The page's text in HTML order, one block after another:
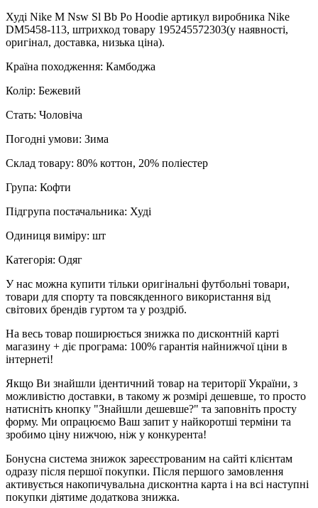
Худі Nike M Nsw Sl Bb Po Hoodie артикул виробника Nike
DM5458-113, штрихкод товару 195245572303(у наявності,
оригінал, доставка, низька ціна).
Країна походження: Камбоджа
Колір: Бежевий
Стать: Чоловіча
Погодні умови: Зима
Склад товару: 80% коттон, 20% поліестер
Група: Кофти
Підгрупа постачальника: Худі
Одиниця виміру: шт
Категорія: Одяг
У нас можна купити тільки оригінальні футбольні товари,
товари для спорту та повсякденного використання від
світових брендів гуртом та у роздріб.
На весь товар поширюється знижка по дисконтній карті
магазину + діє програма: 100% гарантія найнижчої ціни в
інтернеті!
Якщо Ви знайшли ідентичний товар на території України, з
можливістю доставки, в такому ж розмірі дешевше, то просто
натисніть кнопку "Знайшли дешевше?" та заповніть просту
форму. Ми опрацюємо Ваш запит у найкоротші терміни та
зробимо ціну нижчою, ніж у конкурента!
Бонусна система знижок зареєстрованим на сайті клієнтам
одразу після першої покупки. Після першого замовлення
активується накопичувальна дисконтна карта і на всі наступні
покупки діятиме додаткова знижка.